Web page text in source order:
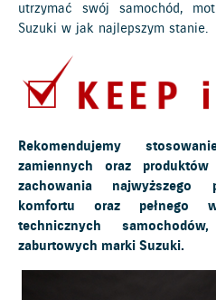
utrzymać swój samochód,
Suzuki w jak najlepszym stanie.
Rekomendujemy
zamiennych oraz
zachowania najwyższego
komfortu oraz pełnego
technicznych
zaburtowych marki Suzuki.